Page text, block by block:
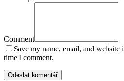
Comment
Save my name, email, and
time I comment.